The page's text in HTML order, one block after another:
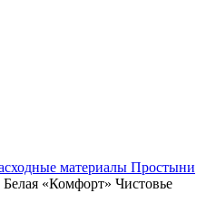
материалы Простыни
«Комфорт» Чистовье